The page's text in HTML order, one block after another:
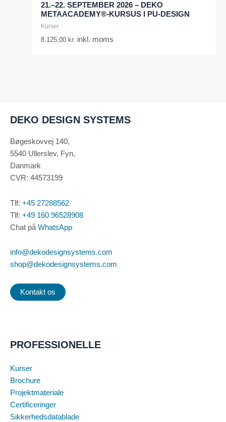
21.–22. SEPTEMBER 2026 – DEKO
METAACADEMY®-KURSUS I PU-DESIGN
Kurser
8.125,00 kr. inkl. moms
DEKO DESIGN SYSTEMS
Bøgeskovvej 140,
5540 Ullerslev, Fyn,
Danmark
CVR: 44573199
Tlf: +45 27288562
Tlf: +49 160 96528908
Chat på WhatsApp
info@dekodesignsystems.com
shop@dekodesignsystems.com
Kontakt os
PROFESSIONELLE
Kurser
Brochure
Projektmateriale
Certificeringer
Sikkerhedsdatablade